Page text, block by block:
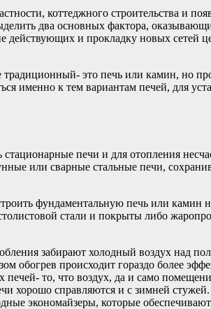
коттеджного cтроительства и
два основных фактора,
и прокладку новых сетей
традиционный- это печь или камин, но
именно к тем вариантам печей, для
стационарные печи и для отопления
или сварные стальные печи,
фундаментальную печь или камин
стали и покрыты либо
забирают холодный воздух над
обогрев происходит гораздо более
печей- то, что воздух, да и само
хорошо справляются и с зимней
экономайзеры, которые